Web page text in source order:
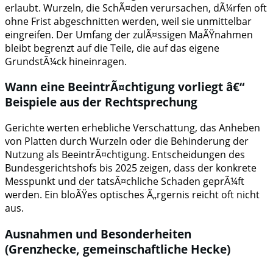
erlaubt. Wurzeln, die SchÃ¤den verursachen, dÃ¼rfen oft
ohne Frist abgeschnitten werden, weil sie unmittelbar
eingreifen. Der Umfang der zulÃ¤ssigen MaÃŸnahmen
bleibt begrenzt auf die Teile, die auf das eigene
GrundstÃ¼ck hineinragen.
Wann eine BeeintrÃ¤chtigung vorliegt â€“
Beispiele aus der Rechtsprechung
Gerichte werten erhebliche Verschattung, das Anheben
von Platten durch Wurzeln oder die Behinderung der
Nutzung als BeeintrÃ¤chtigung. Entscheidungen des
Bundesgerichtshofs bis 2025 zeigen, dass der konkrete
Messpunkt und der tatsÃ¤chliche Schaden geprÃ¼ft
werden. Ein bloÃŸes optisches Ã„rgernis reicht oft nicht
aus.
Ausnahmen und Besonderheiten
(Grenzhecke, gemeinschaftliche Hecke)